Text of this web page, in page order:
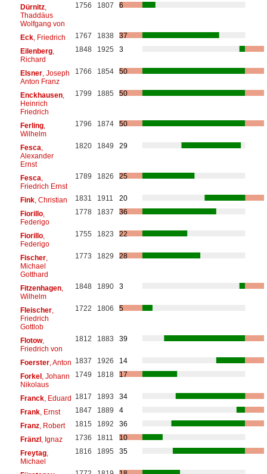
Dürnitz,
Thaddäus
Wolfgang von
1756 1807 6
Eck, Friedrich 1767 1838
37
Eilenberg,
Richard
1848 1925 3
Elsner, Joseph
Anton Franz
1766 1854 50
Enckhausen,
Heinrich
Friedrich
1799 1885 50
Ferling,
Wilhelm
1796 1874 50
Fesca
Alexander
Ernst
1820 1849 29
Fesca
Friedrich Ernst
1789 1826 25
Fink, Christian 1831 1911
20
Fiorillo,
Federigo
1778 1837 36
Fiorillo,
Federigo
1755 1823 22
Fischer,
Michael
Gotthard
1773 1829 28
Fitzenhagen,
Wilhelm
1848 1890 3
Fleischer,
Friedrich
Gottlob
1722 1806 5
Flotow,
Friedrich von
1812 1883 39
Foerster, Anton 1837 1926
14
Forkel, Johann
Nikolaus
1749 1818 17
Franck, Eduard 1817 1893
34
Frank, Ernst 1847 1889
4
Franz, Robert 1815 1892
36
Fränzl, Ignaz 1736 1811
10
Freytag,
Michael
1816 1895 35